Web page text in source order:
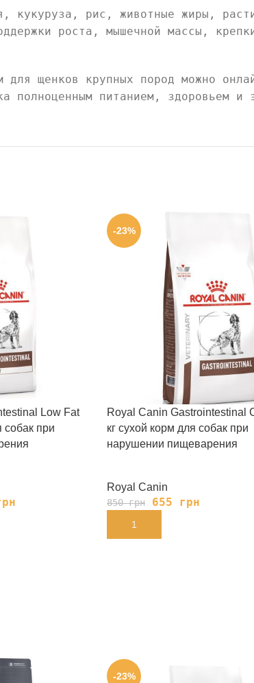
кукуруза, рис, животные жиры,
роста, мышечной массы,
щенков крупных пород можно
полноценным питанием, здоровьем и
Low Fat
собак при
-23%
Royal Canin Gastrointestinal
кг сухой корм для собак при
нарушении пищеварения
Royal Canin
850грн 655 грн
В КОРЗИНУ
-23%